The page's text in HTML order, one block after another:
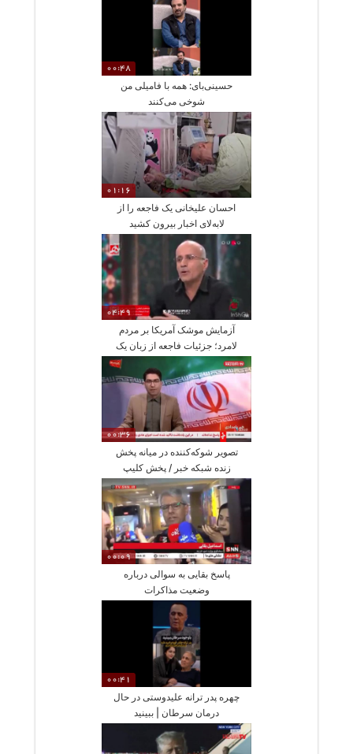
00:48
حسینی‌بای: همه با فامیلی من
شوخی می‌کنند
01:16
احسان علیخانی یک فاجعه را از
لابه‌لای اخبار بیرون کشید
04:49
آزمایش موشک آمریکا بر مردم
لامرد؛ جزئیات فاجعه از زبان یک
جراح
00:36
تصویر شوکه‌کننده در میانه پخش
زنده شبکه خبر / پخش کلیپ
شبیه‌سازی از انفجار هسته‌ای!
00:09
پاسخ بقایی به سوالی درباره
وضعیت مذاکرات
00:41
چهره پدر ترانه علیدوستی در حال
درمان سرطان |‌ ببینید